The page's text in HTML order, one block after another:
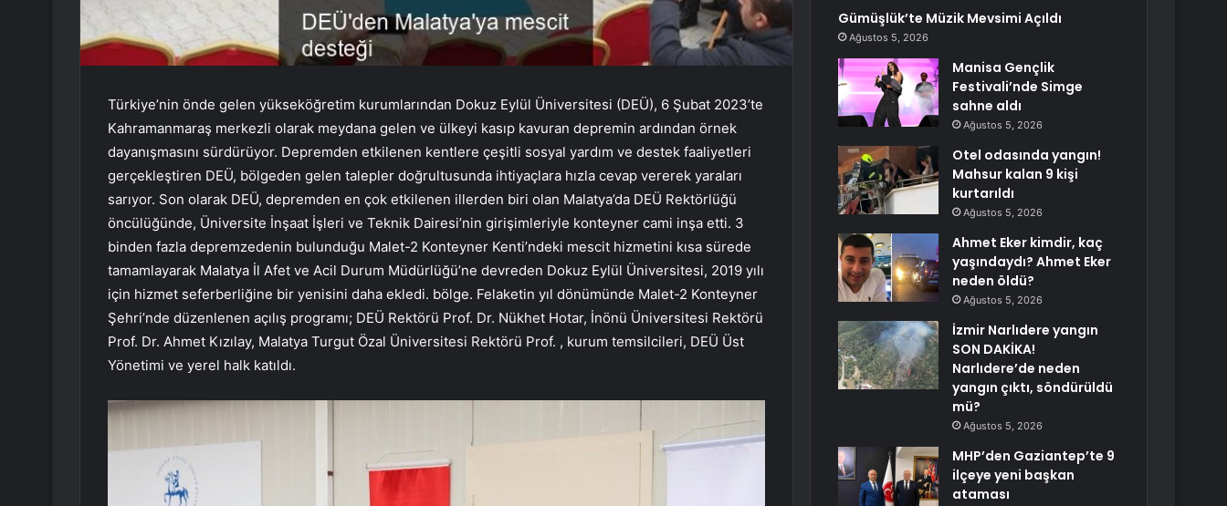
Türkiye’nin önde gelen yükseköğretim kurumlarından Dokuz Eylül Üniversitesi (DEÜ), 6 Şubat 2023’te
Kahramanmaraş merkezli olarak meydana gelen ve ülkeyi kasıp kavuran depremin ardından örnek
dayanışmasını sürdürüyor. Depremden etkilenen kentlere çeşitli sosyal yardım ve destek faaliyetleri
gerçekleştiren DEÜ, bölgeden gelen talepler doğrultusunda ihtiyaçlara hızla cevap vererek yaraları
sarıyor. Son olarak DEÜ, depremden en çok etkilenen illerden biri olan Malatya’da DEÜ Rektörlüğü
öncülüğünde, Üniversite İnşaat İşleri ve Teknik Dairesi’nin girişimleriyle konteyner cami inşa etti. 3
binden fazla depremzedenin bulunduğu Malet-2 Konteyner Kenti’ndeki mescit hizmetini kısa sürede
tamamlayarak Malatya İl Afet ve Acil Durum Müdürlüğü’ne devreden Dokuz Eylül Üniversitesi, 2019 yılı
için hizmet seferberliğine bir yenisini daha ekledi. bölge. Felaketin yıl dönümünde Malet-2 Konteyner
Şehri’nde düzenlenen açılış programı; DEÜ Rektörü Prof. Dr. Nükhet Hotar, İnönü Üniversitesi Rektörü
Prof. Dr. Ahmet Kızılay, Malatya Turgut Özal Üniversitesi Rektörü Prof. , kurum temsilcileri, DEÜ Üst
Yönetimi ve yerel halk katıldı.
Gümüşlük’te Müzik Mevsimi Açıldı
Ağustos 5, 2026
Manisa Gençlik
Festivali’nde Simge
sahne aldı
Ağustos 5, 2026
Otel odasında yangın!
Mahsur kalan 9 kişi
kurtarıldı
Ağustos 5, 2026
Ahmet Eker kimdir, kaç
yaşındaydı? Ahmet Eker
neden öldü?
Ağustos 5, 2026
İzmir Narlıdere yangın
SON DAKİKA!
Narlıdere’de neden
yangın çıktı, söndürüldü
mü?
Ağustos 5, 2026
MHP’den Gaziantep’te 9
ilçeye yeni başkan
ataması